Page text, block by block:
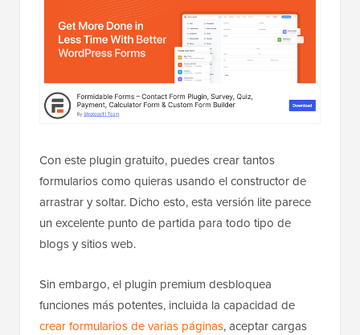
Con este plugin gratuito, puedes crear tantos
formularios como quieras usando el constructor de
arrastrar y soltar. Dicho esto, esta versión lite parece
un excelente punto de partida para todo tipo de
blogs y sitios web.
Sin embargo, el plugin premium desbloquea
funciones más potentes, incluida la capacidad de
crear formularios de varias páginas, aceptar cargas